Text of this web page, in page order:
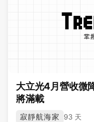
大立光4月營收微
將滿載
寂靜航海家 93 天